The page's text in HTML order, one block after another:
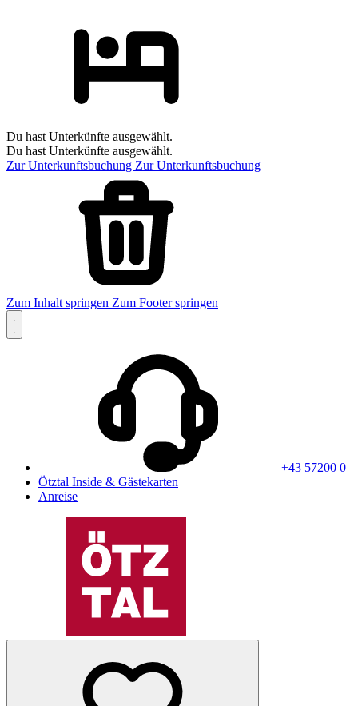
Du hast Unterkünfte ausgewählt.
Du hast Unterkünfte ausgewählt.
Zur Unterkunftsbuchung Zur Unterkunftsbuchung
Zum Inhalt springen Zum Footer springen
+43 57200 0
Ötztal Inside & Gästekarten
Anreise